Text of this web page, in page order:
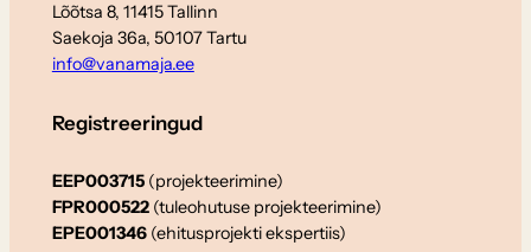
Lõõtsa 8, 11415 Tallinn
Saekoja 36a, 50107 Tartu
info@vanamaja.ee
Registreeringud
EEP003715 (projekteerimine)
FPR000522 (tuleohutuse projekteerimine)
EPE001346 (ehitusprojekti ekspertiis)